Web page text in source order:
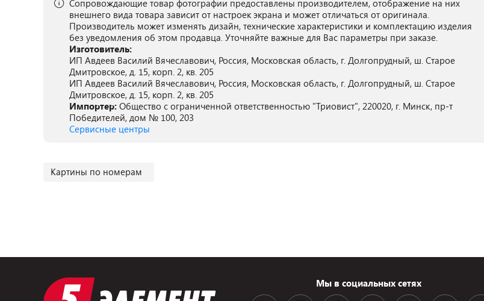
Сопровождающие товар фотографии предоставлены производителем, отображение на них
внешнего вида товара зависит от настроек экрана и может отличаться от оригинала.
Производитель может изменять дизайн, технические характеристики и комплектацию изделия
без уведомления об этом продавца. Уточняйте важные для Вас параметры при заказе.
Изготовитель:
ИП Авдеев Василий Вячеславович, Россия, Московская область, г. Долгопрудный, ш. Старое
Дмитровское, д. 15, корп. 2, кв. 205
ИП Авдеев Василий Вячеславович, Россия, Московская область, г. Долгопрудный, ш. Старое
Дмитровское, д. 15, корп. 2, кв. 205
Импортер: Общество с ограниченной ответственностью "Триовист", 220020, г. Минск, пр-т
Победителей, дом № 100, 203
Сервисные центры
Картины по номерам
Мы в социальных сетях